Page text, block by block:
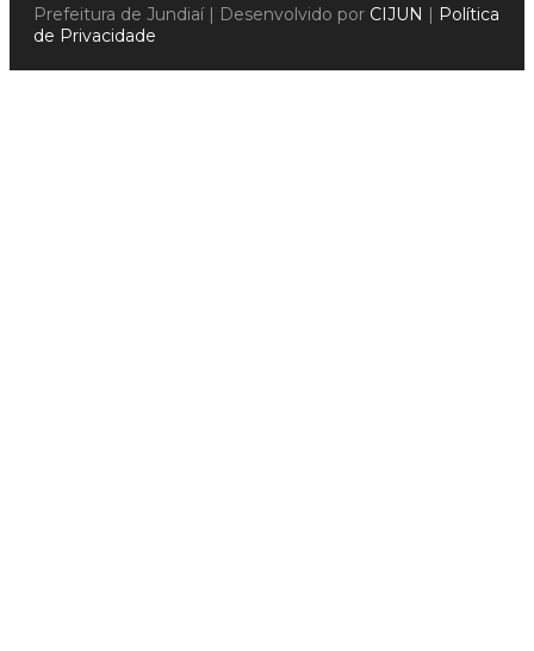
Prefeitura de Jundiaí | Desenvolvido por CIJUN | Política
de Privacidade